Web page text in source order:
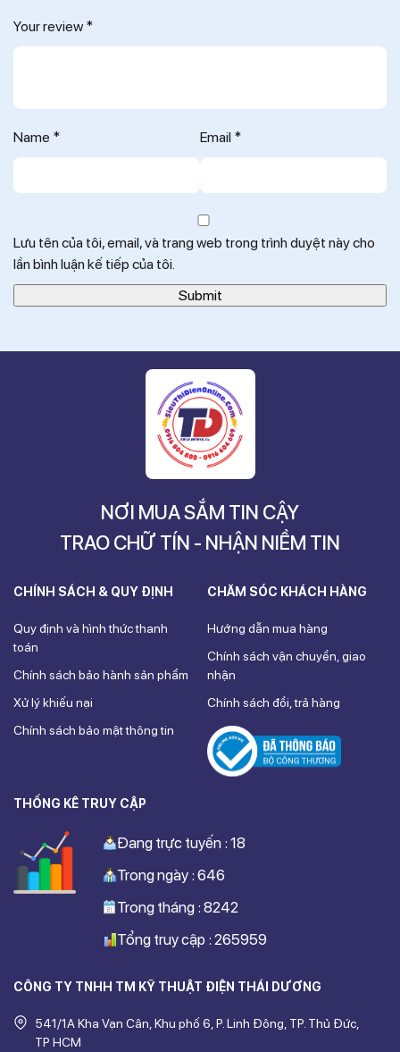
Your review *
Name * Email *
Lưu tên của tôi, email, và trang web trong trình duyệt này cho
lần bình luận kế tiếp của tôi.
NƠI MUA SẮM TIN CẬY
TRAO CHỮ TÍN - NHẬN NIỀM TIN
CÔNG TY TNHH TM KỸ THUẬT ĐIỆN THÁI DƯƠNG
541/1A Kha Vạn Cân, Khu phố 6, P. Linh Đông, TP. Thủ Đức,
TP HCM
CHÍNH SÁCH & QUY ĐỊNH
Quy định và hình thức thanh
toán
Chính sách bảo hành sản phẩm
Xử lý khiếu nại
Chính sách bảo mật thông tin
CHĂM SÓC KHÁCH HÀNG
Hướng dẫn mua hàng
Chính sách vận chuyển, giao
nhận
Chính sách đổi, trả hàng
THỐNG KÊ TRUY CẬP
Trong ngày : 646
Trong tháng : 8242
Tổng truy cập : 265959
Đang trực tuyến : 18